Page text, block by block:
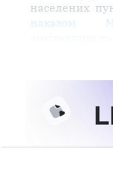
населених
наказом